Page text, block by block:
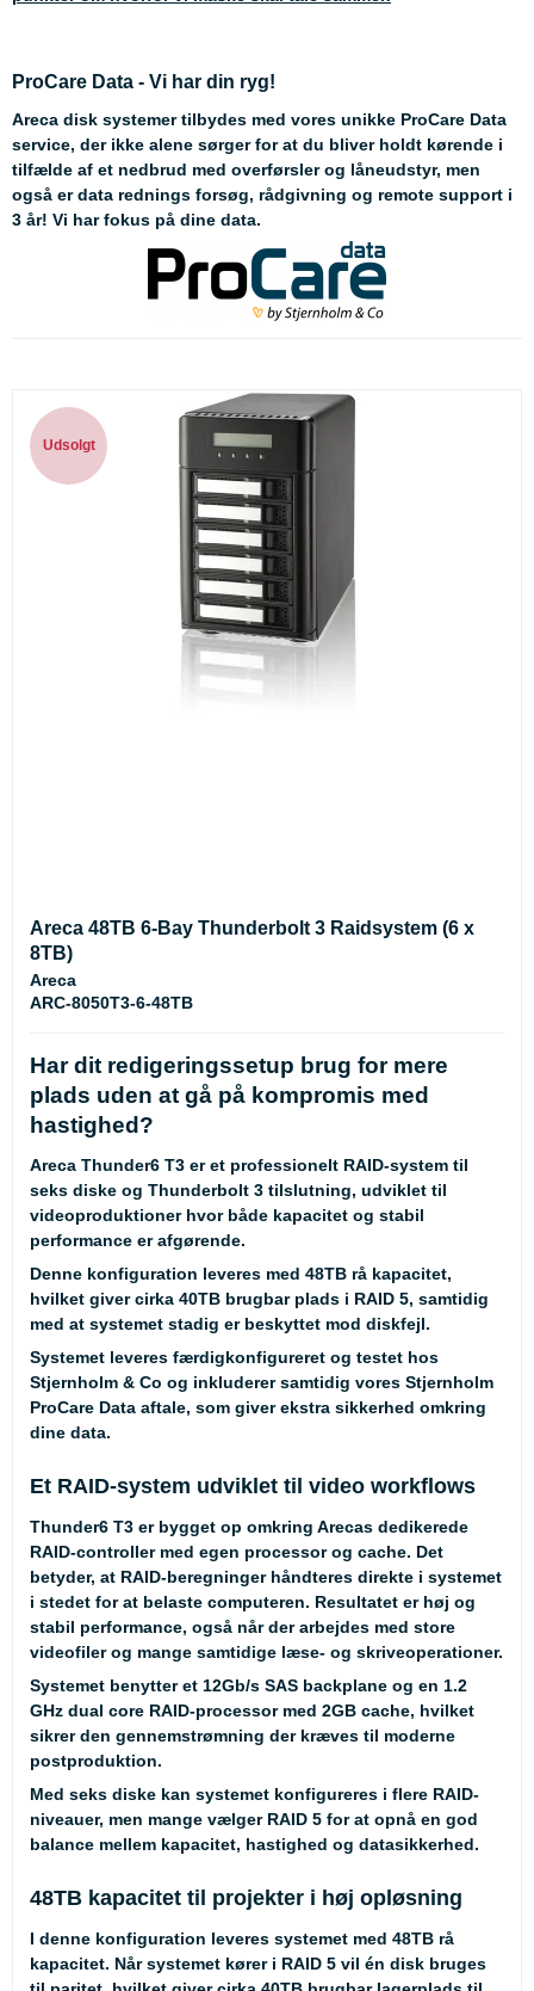
ProCare Data - Vi har din ryg!
Areca disk systemer tilbydes med vores unikke ProCare Data
service, der ikke alene sørger for at du bliver holdt kørende i
tilfælde af et nedbrud med overførsler og låneudstyr, men
også er data rednings forsøg, rådgivning og remote support i
3 år! Vi har fokus på dine data.
Udsolgt
Areca 48TB 6-Bay Thunderbolt 3 Raidsystem (6 x
8TB)
Areca
ARC-8050T3-6-48TB
Har dit redigeringssetup brug for mere
plads uden at gå på kompromis med
hastighed?
Areca Thunder6 T3 er et professionelt RAID-system til
seks diske og Thunderbolt 3 tilslutning, udviklet til
videoproduktioner hvor både kapacitet og stabil
performance er afgørende.
Denne konfiguration leveres med 48TB rå kapacitet,
hvilket giver cirka 40TB brugbar plads i RAID 5, samtidig
med at systemet stadig er beskyttet mod diskfejl.
Systemet leveres færdigkonfigureret og testet hos
Stjernholm & Co og inkluderer samtidig vores Stjernholm
ProCare Data aftale, som giver ekstra sikkerhed omkring
dine data.
Et RAID-system udviklet til video workflows
Thunder6 T3 er bygget op omkring Arecas dedikerede
RAID-controller med egen processor og cache. Det
betyder, at RAID-beregninger håndteres direkte i systemet
i stedet for at belaste computeren. Resultatet er høj og
stabil performance, også når der arbejdes med store
videofiler og mange samtidige læse- og skriveoperationer.
Systemet benytter et 12Gb/s SAS backplane og en 1.2
GHz dual core RAID-processor med 2GB cache, hvilket
sikrer den gennemstrømning der kræves til moderne
postproduktion.
Med seks diske kan systemet konfigureres i flere RAID-
niveauer, men mange vælger RAID 5 for at opnå en god
balance mellem kapacitet, hastighed og datasikkerhed.
48TB kapacitet til projekter i høj opløsning
I denne konfiguration leveres systemet med 48TB rå
kapacitet. Når systemet kører i RAID 5 vil én disk bruges